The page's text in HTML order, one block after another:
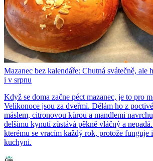
Mazanec bez kalendáře: Chutná svátečně, ale
i v srpnu
Když se doma začne péct mazanec, je to pro
Velikonoce jsou za dveřmi. Dělám ho z
máslem, citronovou kůrou a mandlemi
delšímu kynutí zůstává pěkně vláčný a
kterému se vracím každý rok, protože funguje
kuchyni.